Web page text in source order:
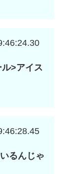
>アイス
るんじゃ